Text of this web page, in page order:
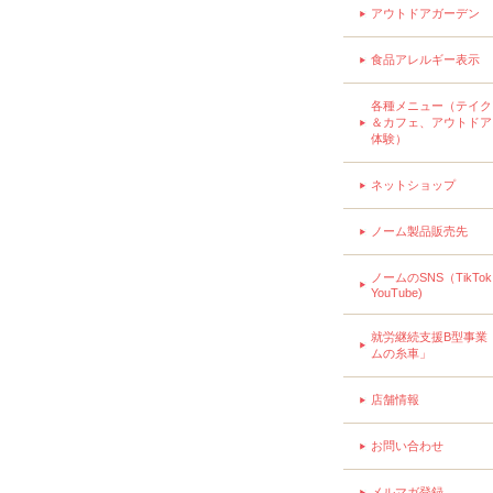
アウトドアガーデン
食品アレルギー表示
各種メニュー（テイク
＆カフェ、アウトド
体験）
ネットショップ
ノーム製品販売先
ノームのSNS（TikTok
YouTube)
就労継続支援B型事業
ムの糸車」
店舗情報
お問い合わせ